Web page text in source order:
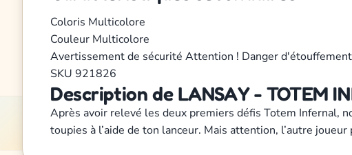
Coloris Multicolore
Couleur Multicolore
Avertissement de sécurité Attention ! Danger
SKU 921826
Description de LANSAY - TOTEM
Après avoir relevé les deux premiers défis Totem Infernal,
toupies à l’aide de ton lanceur. Mais attention, l’autre